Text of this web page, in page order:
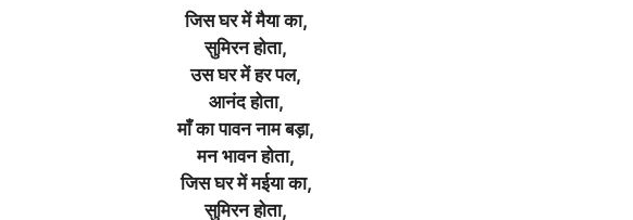
जिस घर में मैया का,
सुमिरन होता,
उस घर में हर पल,
आनंद होता,
माँ का पावन नाम बड़ा,
मन भावन होता,
जिस घर में मईया का,
सुमिरन होता,